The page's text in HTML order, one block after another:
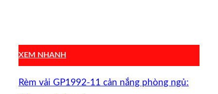
XEM NHANH
Rèm vải GP1992-11 cản nắng phòng ngủ: